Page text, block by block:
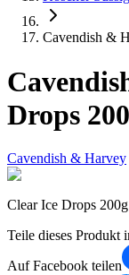
Cavendish &
Drops
Cavendish & Harvey
Clear Ice Drops 200g
Teile dieses Produkt
Auf Facebook teilen